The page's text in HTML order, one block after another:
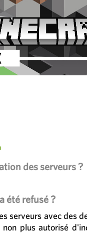
des serveurs ?
été refusé ?
serveurs avec des
plus autorisé